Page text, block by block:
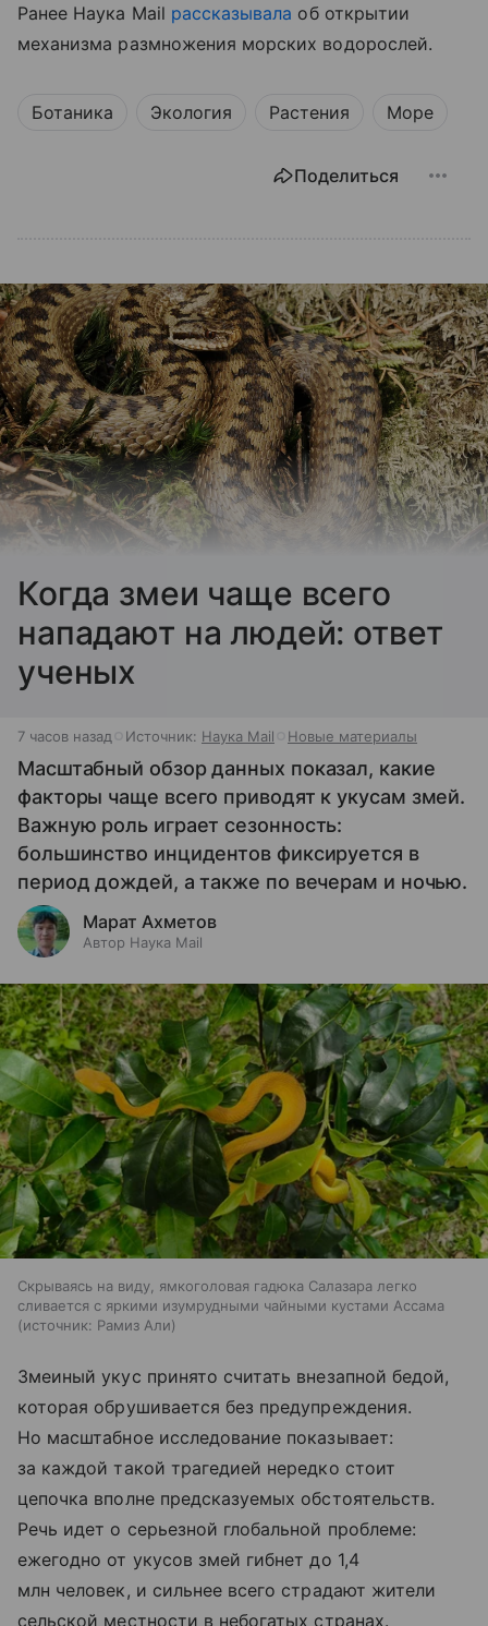
Ранее Наука Mail рассказывала об открытии
механизма размножения морских водорослей.
Ботаника Экология Растения Море
Поделиться
Когда змеи чаще всего
нападают на людей: ответ
ученых
7 часов назад Источник: Наука Mail Новые материалы
Масштабный обзор данных показал, какие
факторы чаще всего приводят к укусам змей.
Важную роль играет сезонность:
большинство инцидентов фиксируется в
период дождей, а также по вечерам и ночью.
Марат Ахметов
Автор Наука Mail
Скрываясь на виду, ямкоголовая гадюка Салазара легко
сливается с яркими изумрудными чайными кустами Ассама
источник: Рамиз Али
Змеиный укус принято считать внезапной бедой,
которая обрушивается без предупреждения.
Но масштабное исследование показывает:
за каждой такой трагедией нередко стоит
цепочка вполне предсказуемых обстоятельств.
Речь идет о серьезной глобальной проблеме:
ежегодно от укусов змей гибнет до 1,4
млн человек, и сильнее всего страдают жители
сельской местности в небогатых странах.